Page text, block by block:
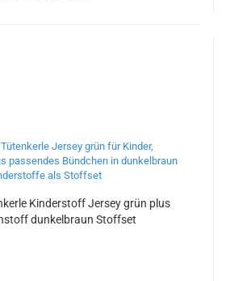
Kinderstoff Jersey grün plus
dunkelbraun Stoffset